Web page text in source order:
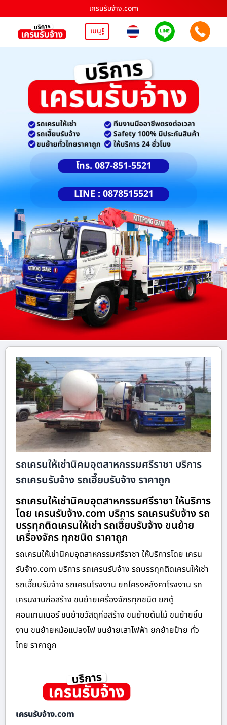
เครนรับจ้าง.com
เมนู
โทร. 087-851-5521
LINE : 0878515521
รถเครนให้เช่านิคมอุตสาหกรรมศรีราชา บริการ
รถเครนรับจ้าง รถเฮี๊ยบรับจ้าง ราคาถูก
รถเครนให้เช่านิคมอุตสาหกรรมศรีราชา ให้บริการ
โดย เครนรับจ้าง.com บริการ รถเครนรับจ้าง รถ
บรรทุกติดเครนให้เช่า รถเฮี๊ยบรับจ้าง ขนย้าย
เครื่องจักร ทุกชนิด ราคาถูก
รถเครนให้เช่านิคมอุตสาหกรรมศรีราชา ให้บริการโดย เครน
รับจ้าง.com บริการ รถเครนรับจ้าง รถบรรทุกติดเครนให้เช่า
รถเฮี๊ยบรับจ้าง รถเครนโรงงาน ยกโครงหลังคาโรงงาน รถ
เครนงานก่อสร้าง ขนย้ายเครื่องจักรทุกชนิด ยกตู้
คอนเทนเนอร์ ขนย้ายวัสดุก่อสร้าง ขนย้ายต้นไม้ ขนย้ายชิ้น
งาน ขนย้ายหม้อแปลงไฟ ขนย้ายเสาไฟฟ้า ยกย้ายป้าย ทั่ว
ไทย ราคาถูก
เครนรับจ้าง.com